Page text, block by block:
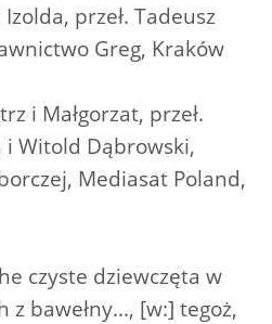
przeł. Tadeusz
Greg, Kraków
i Małgorzat, przeł.
Witold Dąbrowski,
Mediasat Poland,
czyste dziewczęta w
z bawełny..., [w:] tegoż,